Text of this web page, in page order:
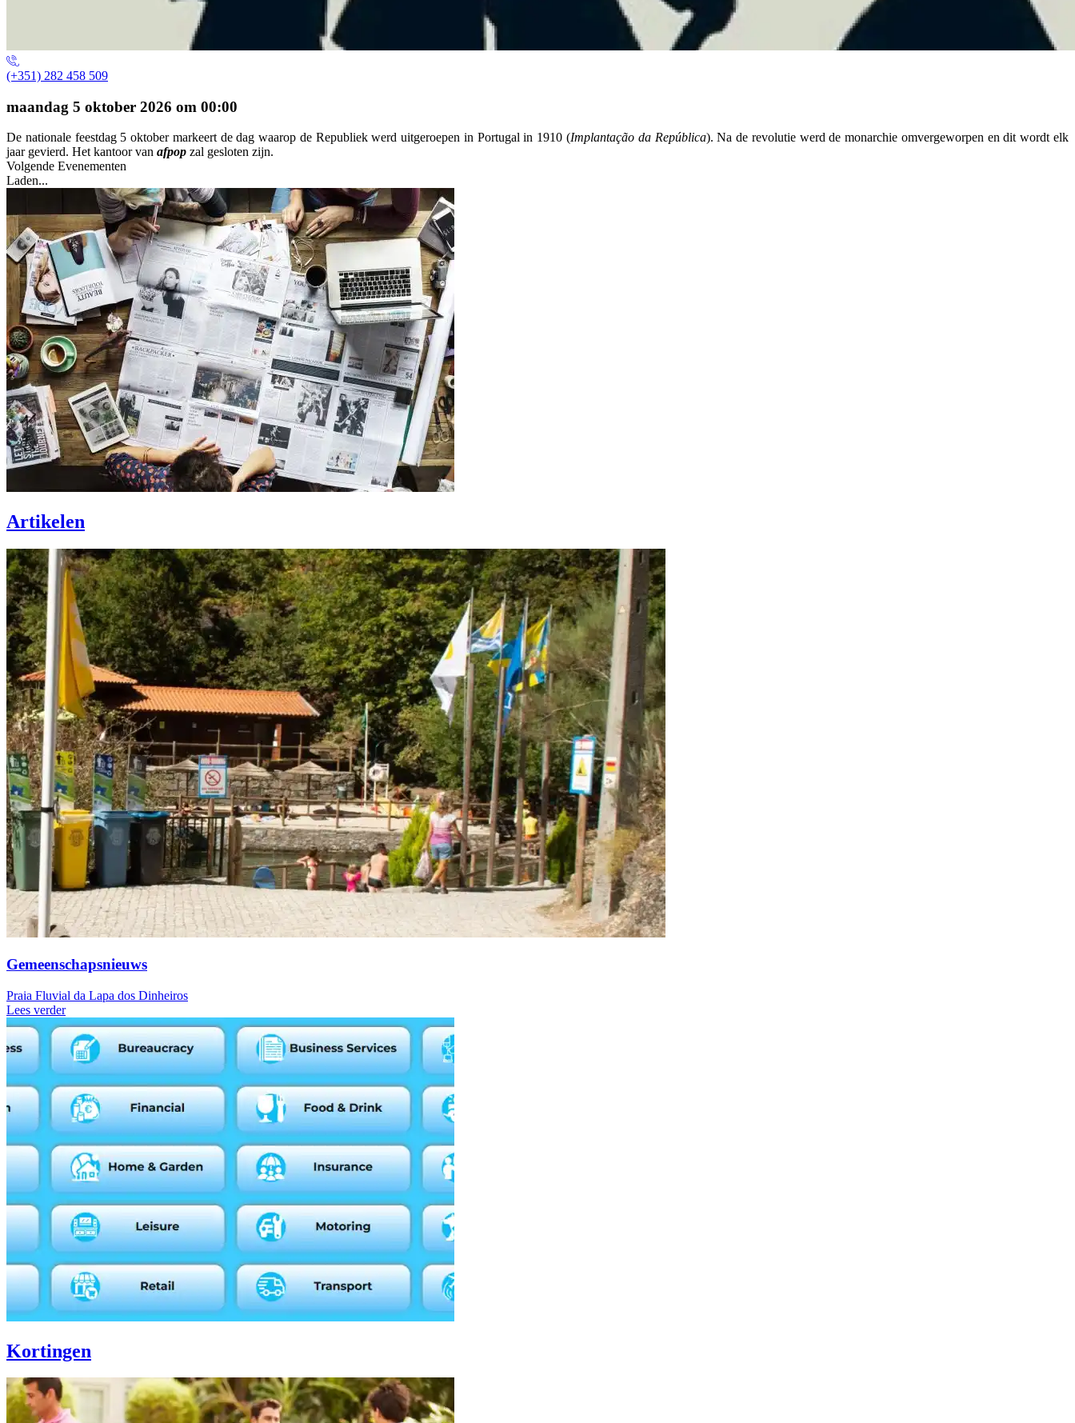
(+351) 282 458 509
maandag 5 oktober 2026 om 00:00
De nationale feestdag 5 oktober markeert de dag waarop de Republiek werd uitgeroepen in Portugal in 1910 (Implantação da República). Na de revolutie werd de monarchie omvergeworpen en dit wordt elk
jaar gevierd. Het kantoor van afpop zal gesloten zijn.
Volgende Evenementen
Laden...
Artikelen
Gemeenschapsnieuws
Praia Fluvial da Lapa dos Dinheiros
Lees verder
Kortingen